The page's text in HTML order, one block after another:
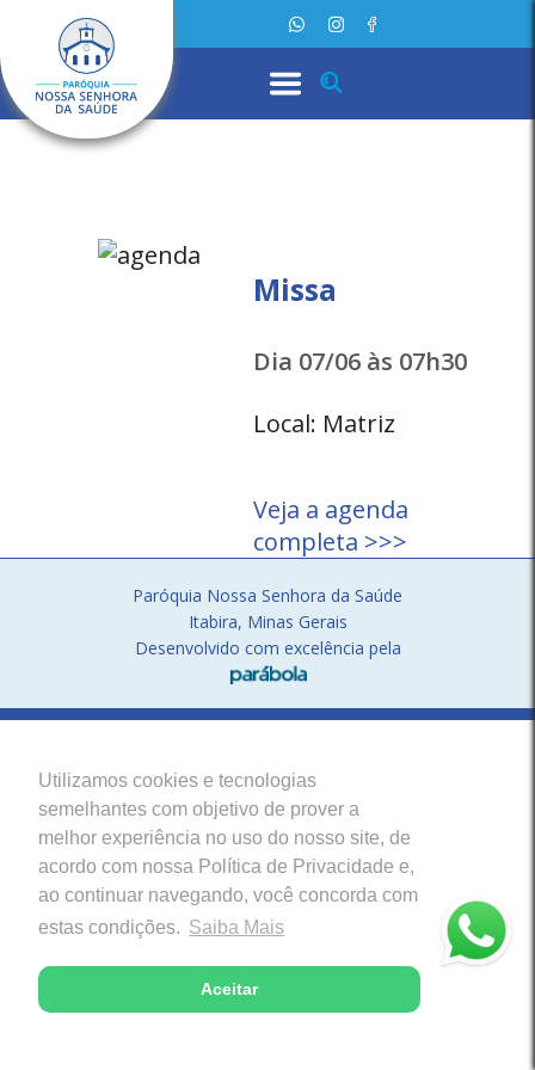
Utilizamos cookies e tecnologias
semelhantes com objetivo de prover a
melhor experiência no uso do nosso site, de
acordo com nossa Política de Privacidade e,
ao continuar navegando, você concorda com
estas condições. Saiba Mais
Aceitar
Missa
Dia 07/06 às 07h30
Local: Matriz
Veja a agenda
completa >>>
Paróquia Nossa Senhora da Saúde
Itabira, Minas Gerais
Desenvolvido com excelência pela